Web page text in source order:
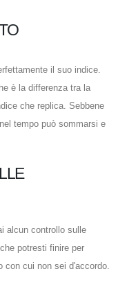
il suo indice.
è la differenza tra la
che replica. Sebbene
tempo può sommarsi e
alcun controllo sulle
potresti finire per
con cui non sei d'accordo.